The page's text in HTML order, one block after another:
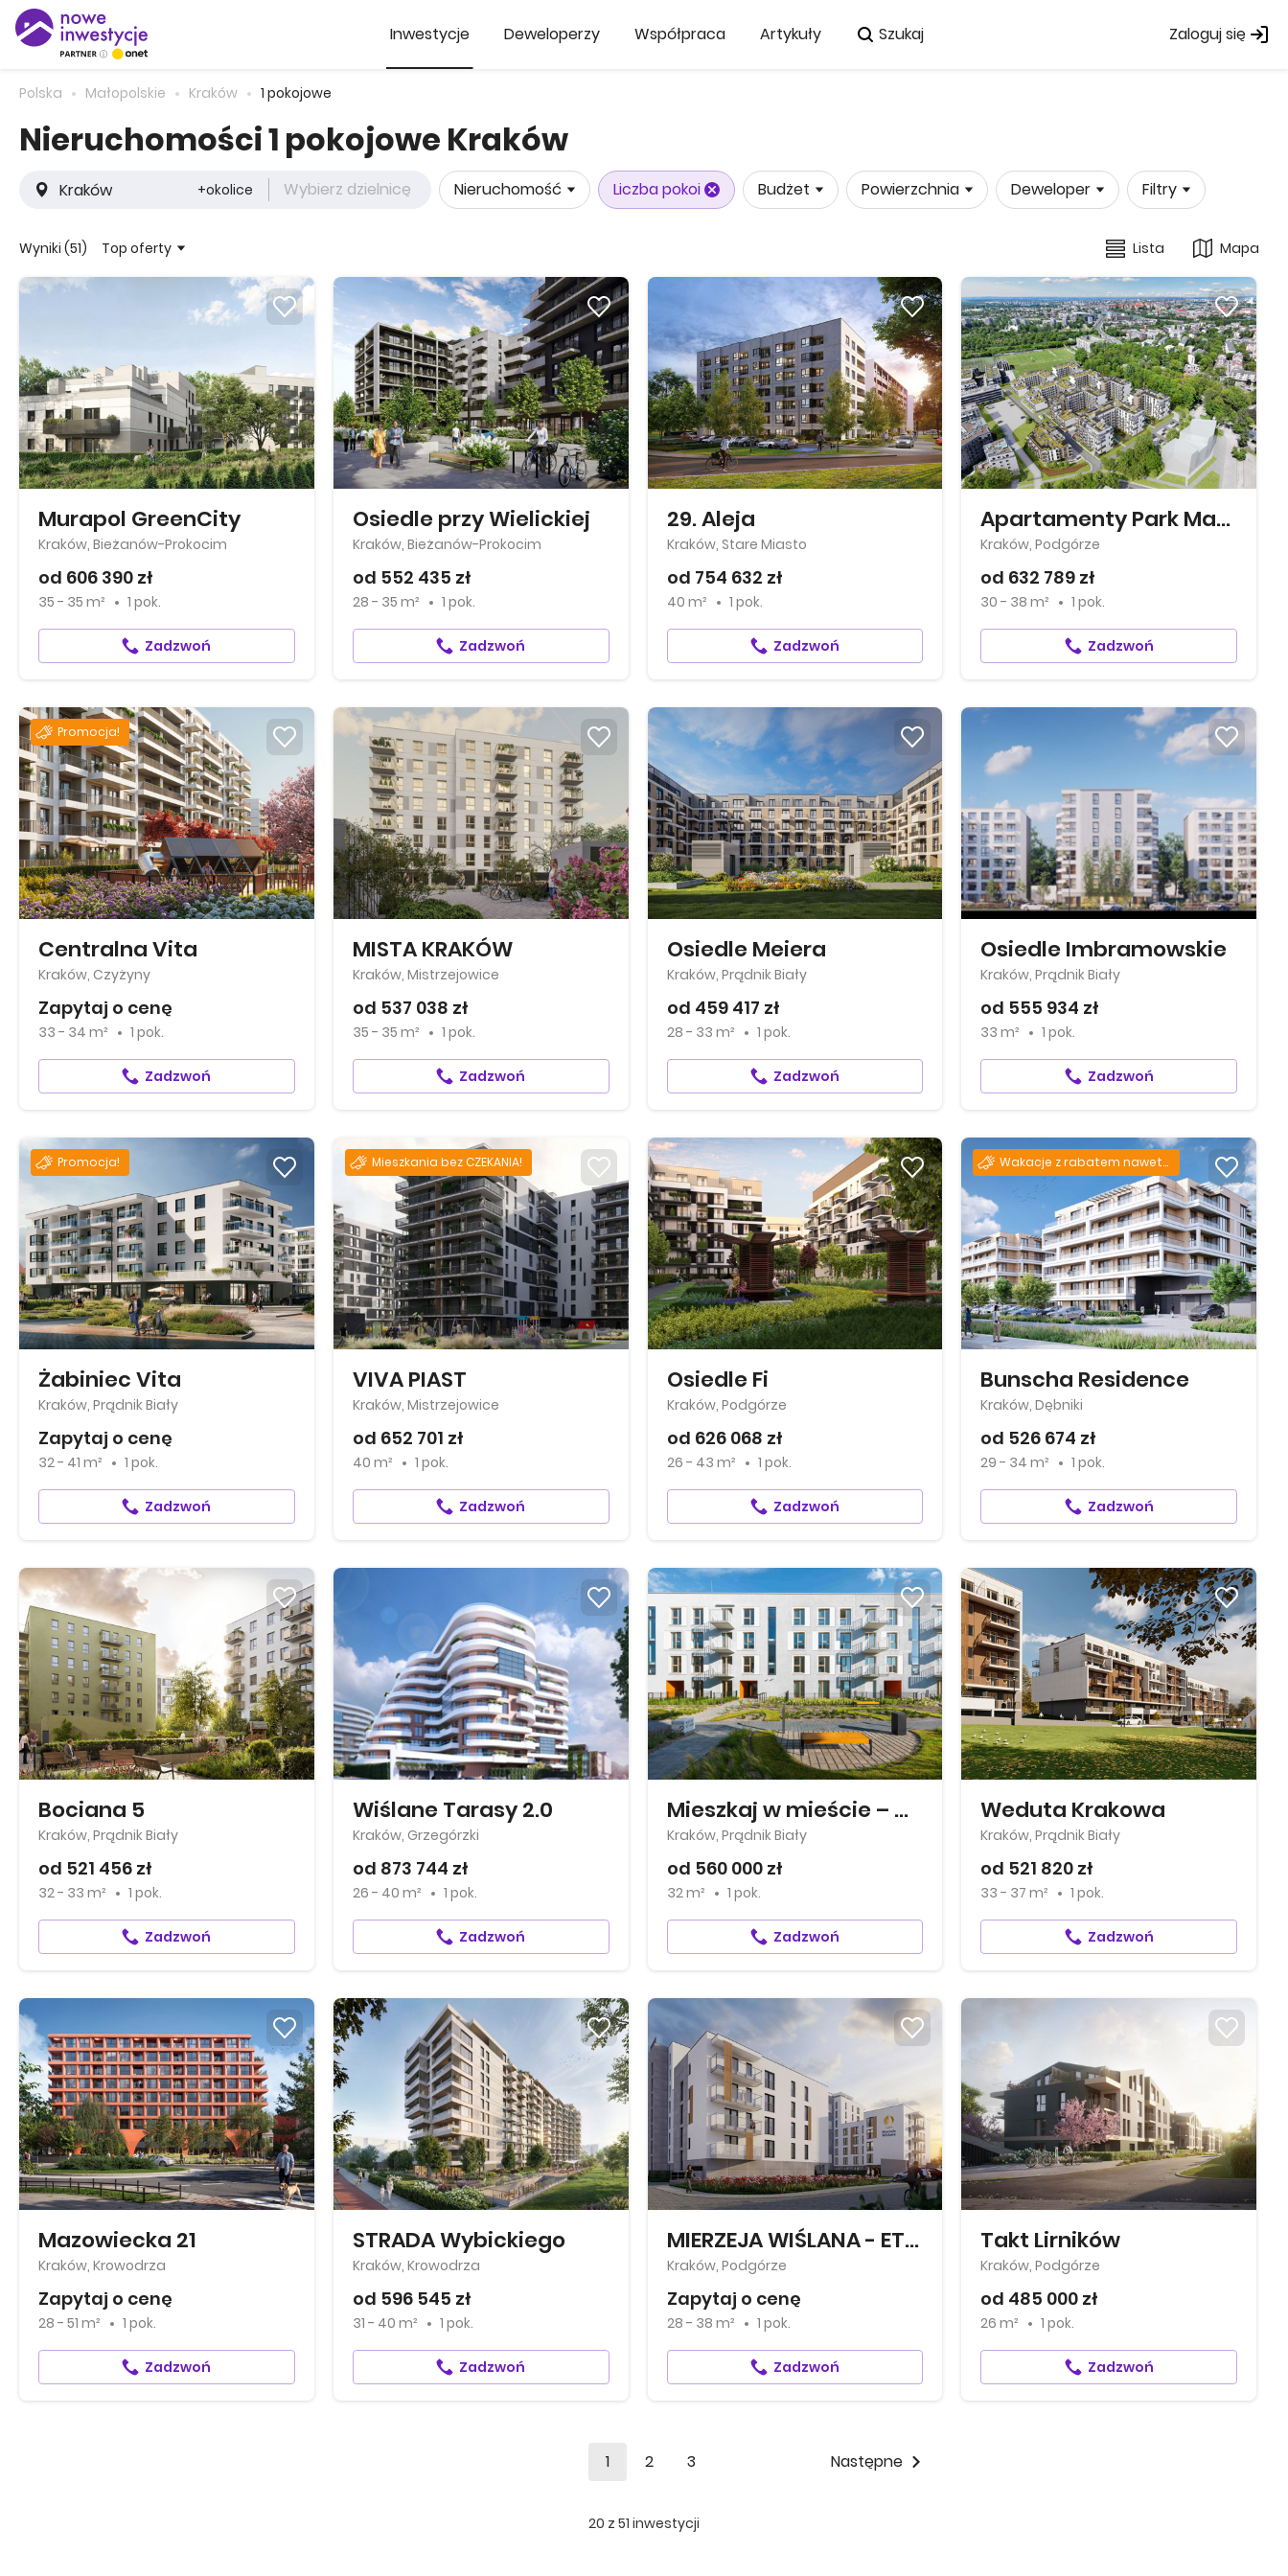
Inwestycje Deweloperzy Współpraca Artykuły Szukaj Zaloguj się
Polska Małopolskie Kraków 1 pokojowe
Nieruchomości 1 pokojowe Kraków
+okolice Wybierz dzielnicę Nieruchomość Liczba pokoi Budżet Powierzchnia Deweloper Filtry
Wyniki (51) Top oferty Lista Mapa
Murapol GreenCity
Kraków, Bieżanów-Prokocim
od 606 390 zł
35 - 35 m² 1 pok.
Zadzwoń
Osiedle przy Wielickiej
Kraków, Bieżanów-Prokocim
od 552 435 zł
28 - 35 m² 1 pok.
Zadzwoń
29. Aleja
Kraków, Stare Miasto
od 754 632 zł
40 m² 1 pok.
Zadzwoń
Apartamenty Park Matecznego
Kraków, Podgórze
od 632 789 zł
30 - 38 m² 1 pok.
Zadzwoń
Promocja!
Centralna Vita
Kraków, Czyżyny
Zapytaj o cenę
33 - 34 m² 1 pok.
Zadzwoń
MISTA KRAKÓW
Kraków, Mistrzejowice
od 537 038 zł
35 - 35 m² 1 pok.
Zadzwoń
Osiedle Meiera
Kraków, Prądnik Biały
od 459 417 zł
28 - 33 m² 1 pok.
Zadzwoń
Osiedle Imbramowskie
Kraków, Prądnik Biały
od 555 934 zł
33 m² 1 pok.
Zadzwoń
Promocja!
Żabiniec Vita
Kraków, Prądnik Biały
Zapytaj o cenę
32 - 41 m² 1 pok.
Zadzwoń
Mieszkania bez CZEKANIA!
VIVA PIAST
Kraków, Mistrzejowice
od 652 701 zł
40 m² 1 pok.
Zadzwoń
Osiedle Fi
Kraków, Podgórze
od 626 068 zł
26 - 43 m² 1 pok.
Zadzwoń
Wakacje z rabatem nawet do –1300 zł za każdy m²!
Bunscha Residence
Kraków, Dębniki
od 526 674 zł
29 - 34 m² 1 pok.
Zadzwoń
Bociana 5
Kraków, Prądnik Biały
od 521 456 zł
32 - 33 m² 1 pok.
Zadzwoń
Wiślane Tarasy 2.0
Kraków, Grzegórzki
od 873 744 zł
26 - 40 m² 1 pok.
Zadzwoń
Mieszkaj w mieście – Ogrody Glogera
Kraków, Prądnik Biały
od 560 000 zł
32 m² 1 pok.
Zadzwoń
Weduta Krakowa
Kraków, Prądnik Biały
od 521 820 zł
33 - 37 m² 1 pok.
Zadzwoń
Mazowiecka 21
Kraków, Krowodrza
Zapytaj o cenę
28 - 51 m² 1 pok.
Zadzwoń
STRADA Wybickiego
Kraków, Krowodrza
od 596 545 zł
31 - 40 m² 1 pok.
Zadzwoń
MIERZEJA WIŚLANA - ETAP III
Kraków, Podgórze
Zapytaj o cenę
28 - 38 m² 1 pok.
Zadzwoń
Takt Lirników
Kraków, Podgórze
od 485 000 zł
26 m² 1 pok.
Zadzwoń
1 2 3 Następne
20 z 51 inwestycji